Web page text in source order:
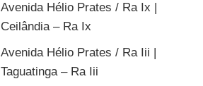
Avenida Hélio Prates / Ra Ix |
Ceilândia – Ra Ix
Avenida Hélio Prates / Ra Iii |
Taguatinga – Ra Iii